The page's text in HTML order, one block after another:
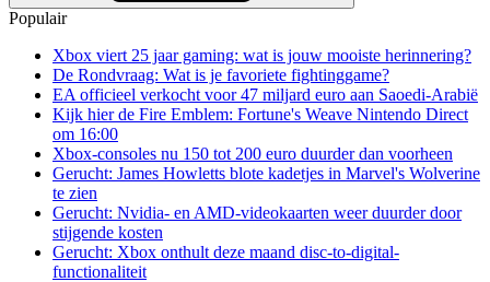
Populair
Xbox viert 25 jaar gaming: wat is jouw mooiste herinnering?
De Rondvraag: Wat is je favoriete fightinggame?
EA officieel verkocht voor 47 miljard euro aan Saoedi-Arabië
Kijk hier de Fire Emblem: Fortune's Weave Nintendo Direct
om 16:00
Xbox-consoles nu 150 tot 200 euro duurder dan voorheen
Gerucht: James Howletts blote kadetjes in Marvel's Wolverine
te zien
Gerucht: Nvidia- en AMD-videokaarten weer duurder door
stijgende kosten
Gerucht: Xbox onthult deze maand disc-to-digital-
functionaliteit